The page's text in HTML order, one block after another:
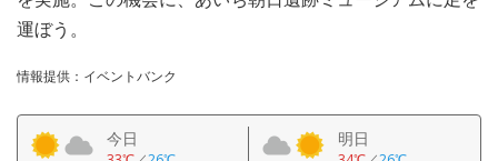
運ぼう。
情報提供：イベントバンク
今日 明日